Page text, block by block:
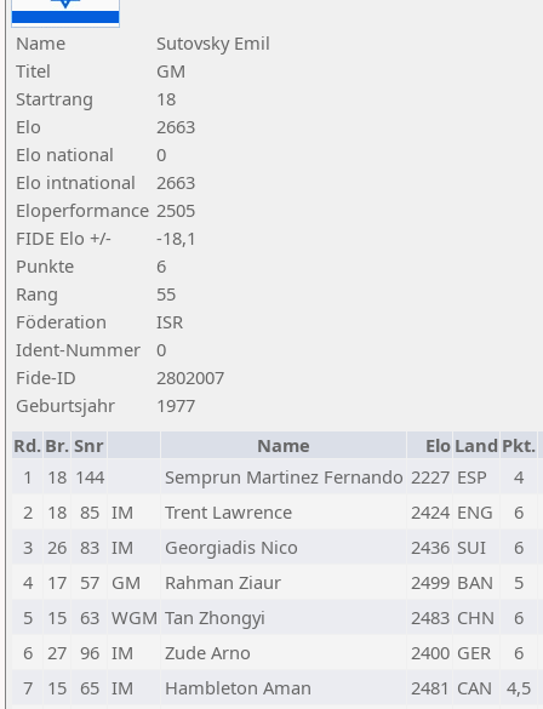
Name
Sutovsky Emil
Titel
GM
Startrang
18
Elo
2663
Elo national
0
Elo intnational
2663
Eloperformance 2505
FIDE Elo +/-
-18,1
Punkte
6
Rang
55
Föderation
ISR
Ident-Nummer
0
Fide-ID
2802007
Geburtsjahr
1977
Rd. Br. Snr Name Elo Land Pkt.
1
18 144 Semprun Martinez Fernando 2227 ESP
4
2
18 85 IM Trent Lawrence 2424 ENG
6
3
26 83 IM Georgiadis Nico 2436 SUI
6
4
17 57 GM Rahman Ziaur 2499 BAN
5
5
15 63 WGM Tan Zhongyi 2483 CHN
6
6
27 96 IM Zude Arno 2400 GER
6
7
15 65 IM Hambleton Aman 2481 CAN
4,5